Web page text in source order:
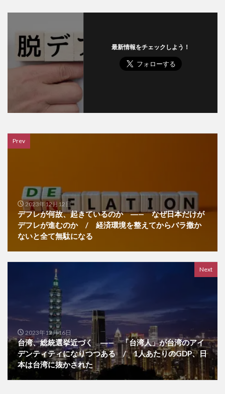
最新情報をチェックしよう！
Prev
2023年12月12日
デフレが何故、起きているのか ―— なぜ日本だけが
デフレが進むのか / 経済環境を整えてからバラ撒か
ないと全て無駄になる
Next
2023年12月16日
台湾、総統選挙近づく ―— 「台湾人」が台湾のアイ
デンティティになりつつある / 1人あたりのGDP、日
本は台湾に抜かされた